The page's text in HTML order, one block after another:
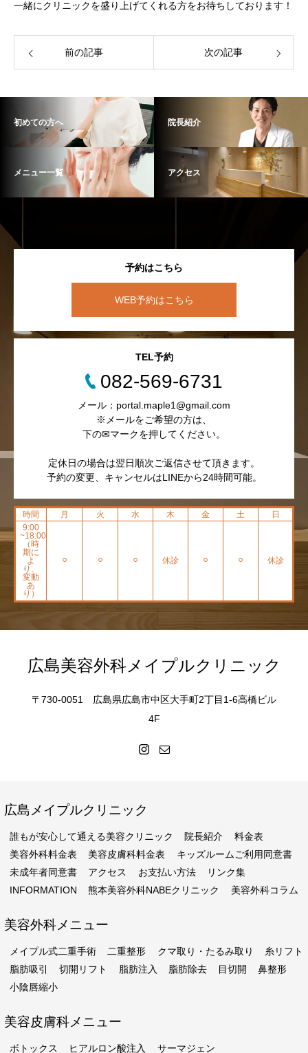
一緒にクリニックを盛り上げてくれる方をお待ちしております！
前の記事 次の記事
初めての方へ 院長紹介
メニュー一覧 アクセス
予約はこちら
WEB予約はこちら
TEL予約
082-569-6731
メール：portal.maple1@gmail.com
※メールをご希望の方は、
下の✉マークを押してください。
定休日の場合は翌日順次ご返信させて頂きます。
予約の変更、キャンセルはLINEから24時間可能。
時間 月 火 水 木 金 土
日
9:00
~18:00
（時
期に
よ
り、
変動
あ
り）
⚪︎ ⚪︎ ⚪︎ 休診 ⚪︎ ⚪︎ 休診
広島美容外科メイプルクリニック
〒730-0051 広島県広島市中区大手町2丁目1-6高橋ビル
4F
広島メイプルクリニック
誰もが安心して通える美容クリニック 院長紹介
料金表
美容外科料金表
美容皮膚科料金表
キッズルームご利用同意書
未成年者同意書
アクセス お支払い方法
リンク集
INFORMATION
熊本美容外科NABEクリニック 美容外科コラム
美容外科メニュー
メイプル式二重手術 二重整形 クマ取り・たるみ取り
糸リフト
脂肪吸引
切開リフト 脂肪注入 脂肪除去 目切開
鼻整形
小陰唇縮小
美容皮膚科メニュー
ボトックス ヒアルロン酸注入 サーマジェン